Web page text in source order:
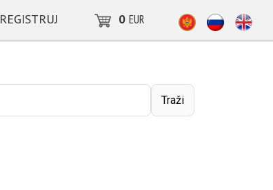
REGISTRUJ 0 EUR
Traži